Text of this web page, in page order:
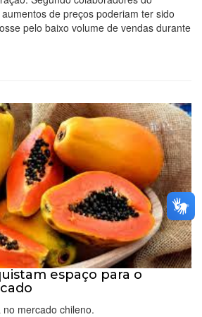
de preços poderiam ter sido
pelo baixo volume de vendas durante
espaço para o
mercado chileno.